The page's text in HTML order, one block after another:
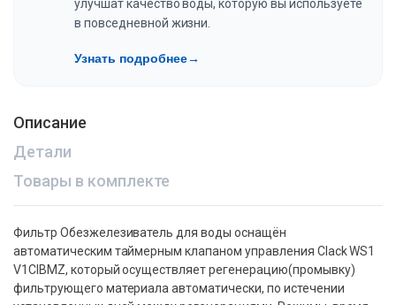
улучшат качество воды, которую вы используете
в повседневной жизни.
Узнать подробнее→
Описание
Детали
Товары в комплекте
Фильтр Обезжелезиватель для воды оснащён
автоматическим таймерным клапаном управления Clack WS1
V1CIBMZ, который осуществляет регенерацию(промывку)
фильтрующего материала автоматически, по истечении